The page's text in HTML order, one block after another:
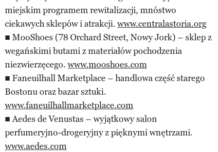
miejskim programem rewitalizacji, mnóstwo
ciekawych sklepów i atrakcji. www.centralastoria.org
■ MooShoes (78 Orchard Street, Nowy Jork) – sklep z
wegańskimi butami z materiałów pochodzenia
niezwierzęcego. www.mooshoes.com
■ Faneuilhall Marketplace – handlowa część starego
Bostonu oraz bazar sztuki.
www.faneuilhallmarketplace.com
■ Aedes de Venustas – wyjątkowy salon
perfumeryjno-drogeryjny z pięknymi wnętrzami.
www.aedes.com